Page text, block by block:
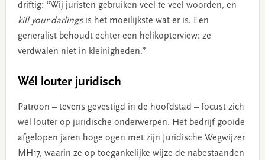
driftig: “Wij juristen gebruiken veel te veel woorden, en
kill your darlingsis het moeilijkste wat er is. Een
generalist behoudt echter een helikopterview: ze
verdwalen niet in kleinigheden.”
Wél louter juridisch
Patroon – tevens gevestigd in de hoofdstad – focust zich
wél louter op juridische onderwerpen. Het bedrijf gooide
afgelopen jaren hoge ogen met zijn Juridische Wegwijzer
MH17, waarin ze op toegankelijke wijze de nabestaanden